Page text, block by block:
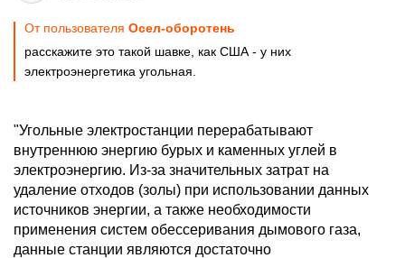
От пользователя Осел-оборотень
расскажите это такой шавке, как США - у них
электроэнергетика угольная.
"Угольные электростанции перерабатывают
внутреннюю энергию бурых и каменных углей в
электроэнергию. Из-за значительных затрат на
удаление отходов (золы) при использовании данных
источников энергии, а также необходимости
применения систем обессеривания дымового газа,
данные станции являются достаточно